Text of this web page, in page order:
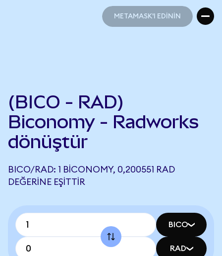
METAMASK'I EDİNİN
(BICO - RAD)
Biconomy - Radworks
dönüştür
BICO/RAD: 1 BICONOMY, 0,200551 RAD
DEĞERINE EŞITTIR
BICO
RAD